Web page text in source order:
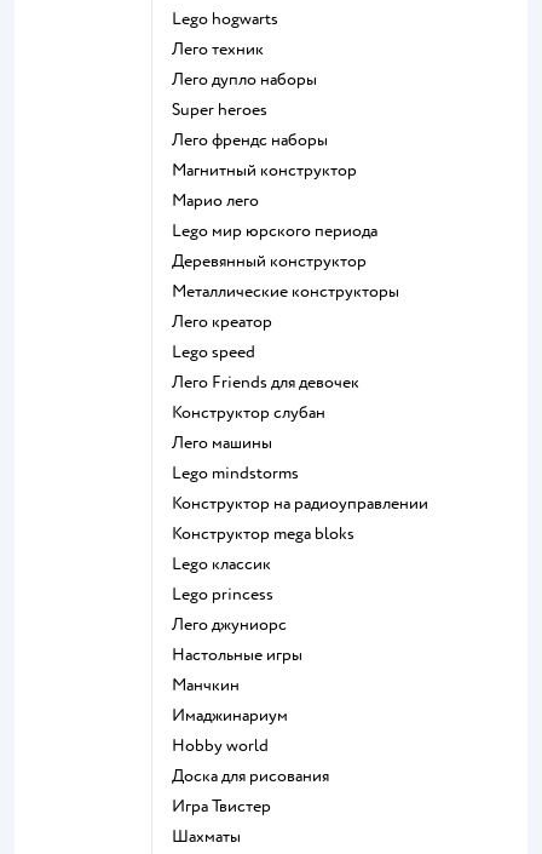
Lego hogwarts
Лего техник
Лего дупло наборы
Super heroes
Лего френдс наборы
Магнитный конструктор
Марио лего
Lego мир юрского периода
Деревянный конструктор
Металлические конструкторы
Лего креатор
Lego speed
Лего Friends для девочек
Конструктор слубан
Лего машины
Lego mindstorms
Конструктор на радиоуправлении
Конструктор mega bloks
Lego классик
Lego princess
Лего джуниорс
Настольные игры
Манчкин
Имаджинариум
Hobby world
Доска для рисования
Игра Твистер
Шахматы